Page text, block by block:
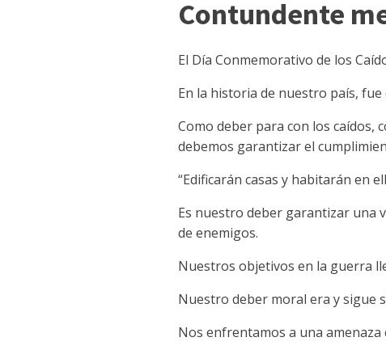
Contundente
El Día Conmemorativo de los
En la historia de nuestro país,
Como deber para con los caídos,
debemos garantizar el
“Edificarán casas y habitarán en
Es nuestro deber garantizar una
de enemigos.
Nuestros objetivos en la guerra
Nuestro deber moral era y sigue
Nos enfrentamos a una